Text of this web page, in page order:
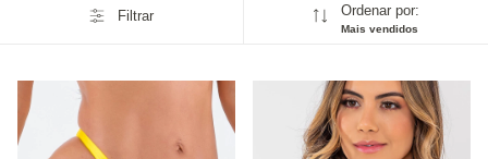
Filtrar Ordenar por:
Mais vendidos